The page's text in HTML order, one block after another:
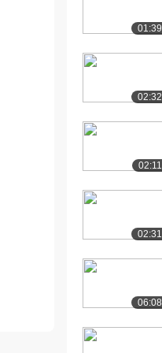
01:39
02:32
02:11
02:31
06:08